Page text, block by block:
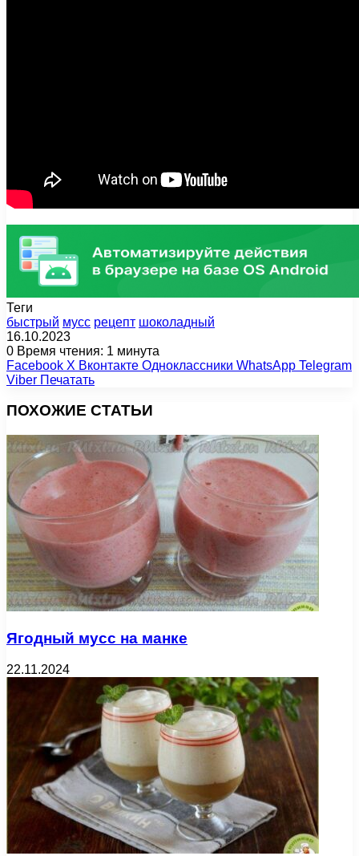
Теги
быстрый мусс рецепт шоколадный
16.10.2023
0 Время чтения: 1 минута
Facebook X Вконтакте Одноклассники WhatsApp Telegram
Viber Печатать
ПОХОЖИЕ СТАТЬИ
Ягодный мусс на манке
22.11.2024